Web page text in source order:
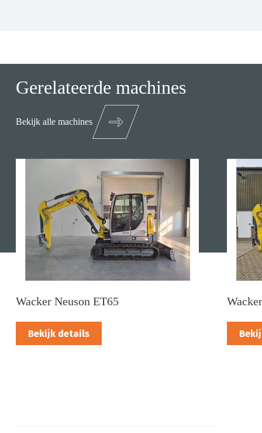
Gerelateerde machines
Bekijk alle machines
Wacker Neuson ET65
Bekijk details